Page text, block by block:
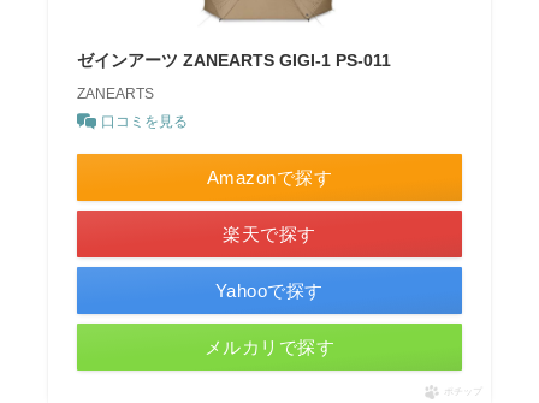
ゼインアーツ ZANEARTS GIGI-1 PS-011
ZANEARTS
口コミを見る
Amazonで探す
楽天で探す
Yahooで探す
メルカリで探す
ポチップ